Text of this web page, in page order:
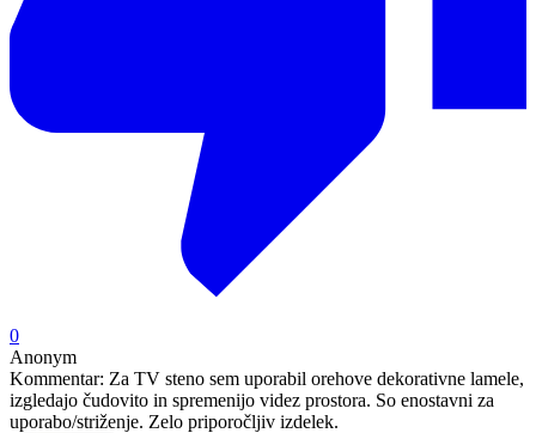
0
Anonym
Kommentar: Za TV steno sem uporabil orehove dekorativne lamele,
izgledajo čudovito in spremenijo videz prostora. So enostavni za
uporabo/striženje. Zelo priporočljiv izdelek.